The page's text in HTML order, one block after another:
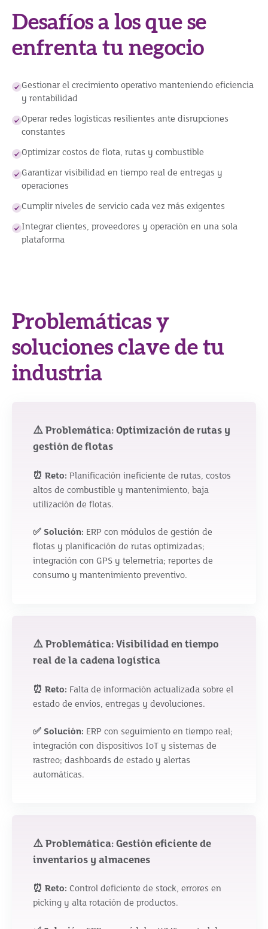
Desafíos a los que se
enfrenta tu negocio
Gestionar el crecimiento operativo manteniendo eficiencia
y rentabilidad
Operar redes logísticas resilientes ante disrupciones
constantes
Optimizar costos de flota, rutas y combustible
Garantizar visibilidad en tiempo real de entregas y
operaciones
Cumplir niveles de servicio cada vez más exigentes
Integrar clientes, proveedores y operación en una sola
plataforma
Problemáticas y
soluciones clave de tu
industria
⚠️ Problemática: Optimización de rutas y
gestión de flotas
⏰ Reto: Planificación ineficiente de rutas, costos
altos de combustible y mantenimiento, baja
utilización de flotas.
✅ Solución: ERP con módulos de gestión de
flotas y planificación de rutas optimizadas;
integración con GPS y telemetría; reportes de
consumo y mantenimiento preventivo.
⚠️ Problemática: Visibilidad en tiempo
real de la cadena logística
⏰ Reto: Falta de información actualizada sobre el
estado de envíos, entregas y devoluciones.
✅ Solución: ERP con seguimiento en tiempo real;
integración con dispositivos IoT y sistemas de
rastreo; dashboards de estado y alertas
automáticas.
⚠️ Problemática: Gestión eficiente de
inventarios y almacenes
⏰ Reto: Control deficiente de stock, errores en
picking y alta rotación de productos.